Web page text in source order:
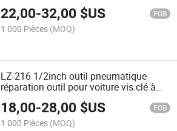
22,00-32,00 $US FOB
1 000 Pièces (MOQ)
LZ-216 1/2inch outil pneumatique
réparation outil pour voiture vis clé à
18,00-28,00 $US FOB
1 000 Pièces (MOQ)